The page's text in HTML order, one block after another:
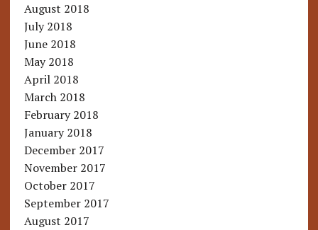
August 2018
July 2018
June 2018
May 2018
April 2018
March 2018
February 2018
January 2018
December 2017
November 2017
October 2017
September 2017
August 2017